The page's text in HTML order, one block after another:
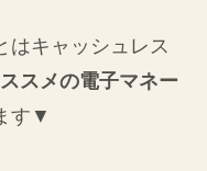
はキャッシュレス
スメの電子マネー
す▼